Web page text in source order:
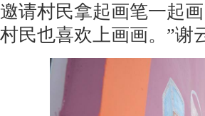
邀请村民拿起画笔一起
村民也喜欢上画画。”谢